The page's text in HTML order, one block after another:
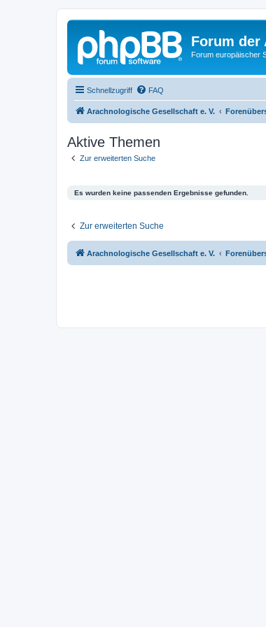
Forum der
Forum europäischer
Schnellzugriff FAQ
Arachnologische Gesellschaft e. V.
Aktive Themen
Zur erweiterten Suche
Es wurden keine passenden Ergebnisse gefunden.
Zur erweiterten Suche
Arachnologische Gesellschaft e. V.